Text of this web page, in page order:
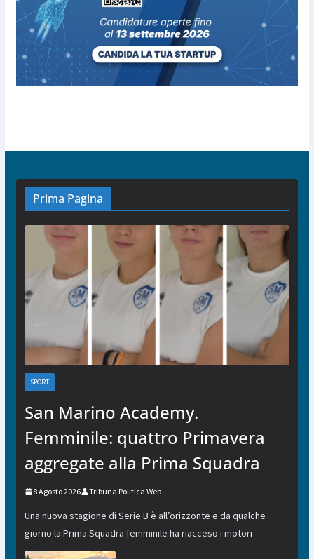
Prima Pagina
SPORT
San Marino Academy.
Femminile: quattro Primavera
aggregate alla Prima Squadra
8 Agosto 2026 Tribuna Politica Web
Una nuova stagione di Serie B è all’orizzonte e da qualche
giorno la Prima Squadra femminile ha riacceso i motori